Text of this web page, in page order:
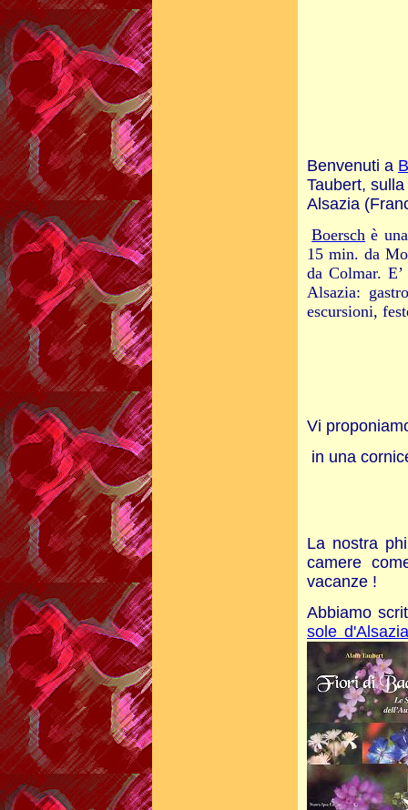
Benvenuti a
Taubert,
Alsazia
Boersch è
15 min. da
da Colmar.
Alsazia:
escursioni,
Vi
in una
La nostra
camere
vacanze !
Abbiamo
sole